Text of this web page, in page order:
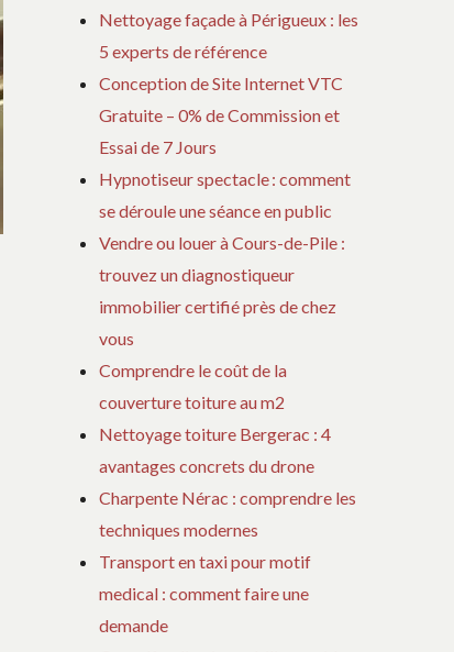
Nettoyage façade à Périgueux : les
5 experts de référence
Conception de Site Internet VTC
Gratuite – 0% de Commission et
Essai de 7 Jours
Hypnotiseur spectacle : comment
se déroule une séance en public
Vendre ou louer à Cours-de-Pile :
trouvez un diagnostiqueur
immobilier certifié près de chez
vous
Comprendre le coût de la
couverture toiture au m2
Nettoyage toiture Bergerac : 4
avantages concrets du drone
Charpente Nérac : comprendre les
techniques modernes
Transport en taxi pour motif
medical : comment faire une
demande